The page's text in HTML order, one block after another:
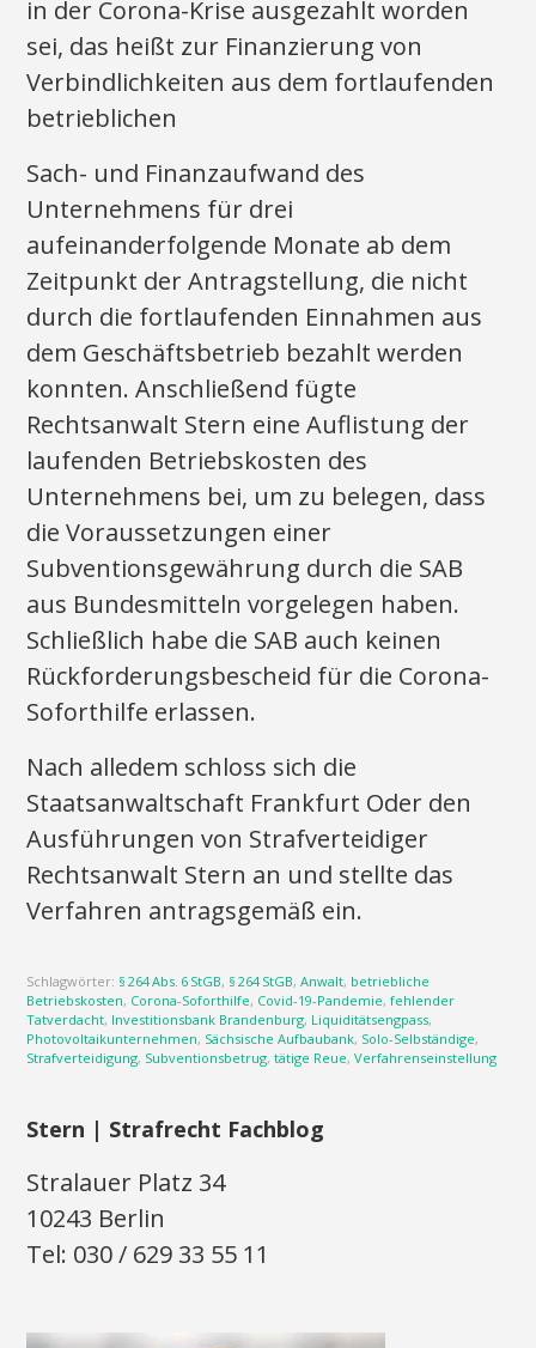
in der Corona-Krise ausgezahlt worden
sei, das heißt zur Finanzierung von
Verbindlichkeiten aus dem fortlaufenden
betrieblichen
Sach- und Finanzaufwand des
Unternehmens für drei
aufeinanderfolgende Monate ab dem
Zeitpunkt der Antragstellung, die nicht
durch die fortlaufenden Einnahmen aus
dem Geschäftsbetrieb bezahlt werden
konnten. Anschließend fügte
Rechtsanwalt Stern eine Auflistung der
laufenden Betriebskosten des
Unternehmens bei, um zu belegen, dass
die Voraussetzungen einer
Subventionsgewährung durch die SAB
aus Bundesmitteln vorgelegen haben.
Schließlich habe die SAB auch keinen
Rückforderungsbescheid für die Corona-
Soforthilfe erlassen.
Nach alledem schloss sich die
Staatsanwaltschaft Frankfurt Oder den
Ausführungen von Strafverteidiger
Rechtsanwalt Stern an und stellte das
Verfahren antragsgemäß ein.
Schlagwörter: § 264 Abs. 6 StGB, § 264 StGB,Anwalt, betriebliche
Betriebskosten, Corona-Soforthilfe, Covid-19-Pandemie,fehlender
Tatverdacht, Investitionsbank Brandenburg, Liquiditätsengpass,
Photovoltaikunternehmen, Sächsische Aufbaubank, Solo-Selbständige,
Strafverteidigung, Subventionsbetrug,tätige Reue,Verfahrenseinstellung
Stern | Strafrecht Fachblog
Stralauer Platz 34
10243 Berlin
Tel: 030 / 629 33 55 11